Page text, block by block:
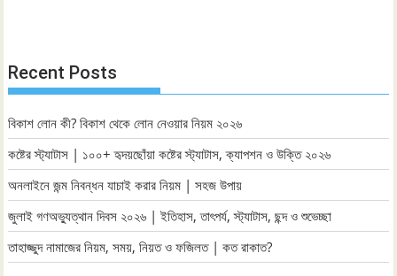
Recent Posts
বিকাশ লোন কী? বিকাশ থেকে লোন নেওয়ার নিয়ম ২০২৬
কষ্টের স্ট্যাটাস | ১০০+ হৃদয়ছোঁয়া কষ্টের স্ট্যাটাস, ক্যাপশন ও উক্তি ২০২৬
অনলাইনে জন্ম নিবন্ধন যাচাই করার নিয়ম | সহজ উপায়
জুলাই গণঅভ্যুত্থান দিবস ২০২৬ | ইতিহাস, তাৎপর্য, স্ট্যাটাস, ছন্দ ও শুভেচ্ছা
তাহাজ্জুদ নামাজের নিয়ম, সময়, নিয়ত ও ফজিলত | কত রাকাত?